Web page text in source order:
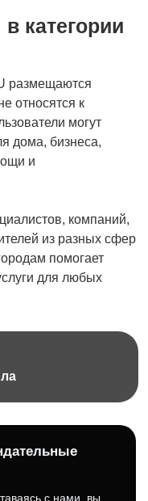
категории
размещаются
относятся к
могут
дома, бизнеса,
и
компаний,
из разных сфер
помогает
для любых
без ограничений
ИНН:
с нами, вы